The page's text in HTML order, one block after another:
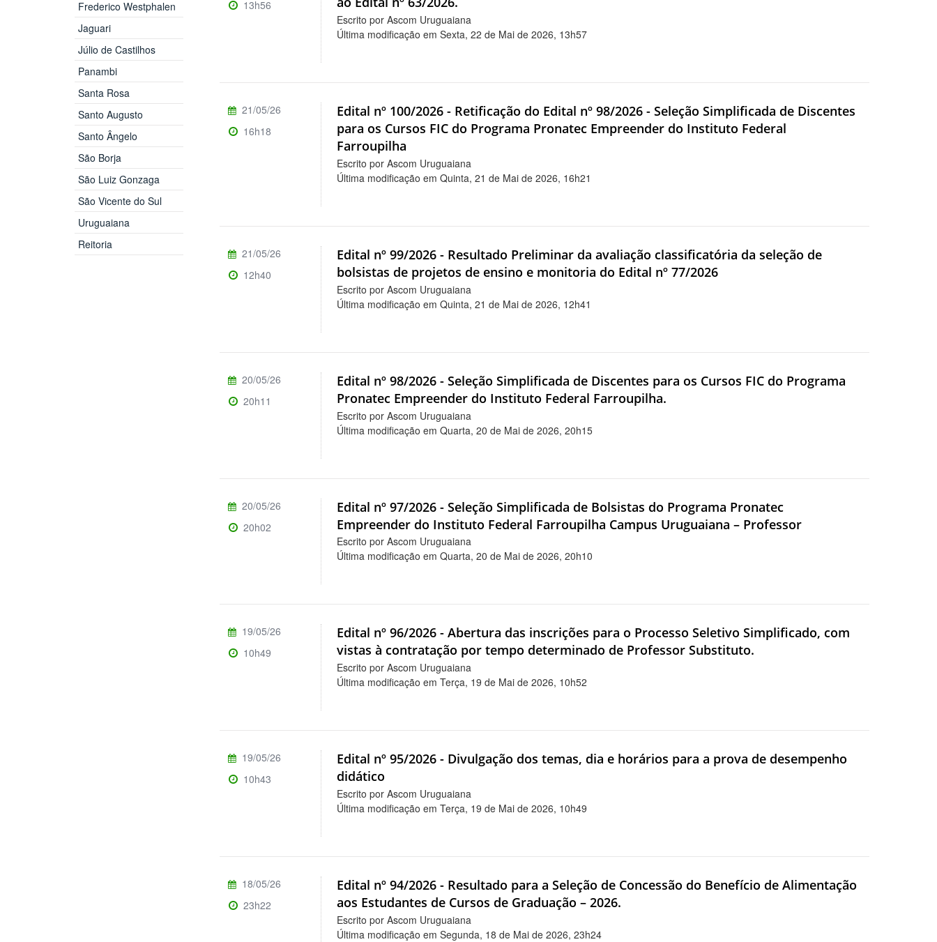
Frederico Westphalen
Jaguari
Júlio de Castilhos
Panambi
Santa Rosa
Santo Augusto
Santo Ângelo
São Borja
São Luiz Gonzaga
São Vicente do Sul
Uruguaiana
Reitoria
Escrito por Ascom Uruguaiana
Última modificação em Sexta, 22 de Mai de 2026, 13h57
13h56
Edital nº 100/2026 - Retificação do Edital nº 98/2026 - Seleção Simplificada de Discentes
para os Cursos FIC do Programa Pronatec Empreender do Instituto Federal
Farroupilha
Escrito por Ascom Uruguaiana
Última modificação em Quinta, 21 de Mai de 2026, 16h21
21/05/26
16h18
Edital nº 99/2026 - Resultado Preliminar da avaliação classificatória da seleção de
bolsistas de projetos de ensino e monitoria do Edital nº 77/2026
Escrito por Ascom Uruguaiana
Última modificação em Quinta, 21 de Mai de 2026, 12h41
21/05/26
12h40
Edital nº 98/2026 - Seleção Simplificada de Discentes para os Cursos FIC do Programa
Pronatec Empreender do Instituto Federal Farroupilha.
Escrito por Ascom Uruguaiana
Última modificação em Quarta, 20 de Mai de 2026, 20h15
20/05/26
20h11
Edital nº 97/2026 - Seleção Simplificada de Bolsistas do Programa Pronatec
Empreender do Instituto Federal Farroupilha Campus Uruguaiana – Professor
Escrito por Ascom Uruguaiana
Última modificação em Quarta, 20 de Mai de 2026, 20h10
20/05/26
20h02
Edital nº 96/2026 - Abertura das inscrições para o Processo Seletivo Simplificado, com
vistas à contratação por tempo determinado de Professor Substituto.
Escrito por Ascom Uruguaiana
Última modificação em Terça, 19 de Mai de 2026, 10h52
19/05/26
10h49
Edital nº 95/2026 - Divulgação dos temas, dia e horários para a prova de desempenho
didático
Escrito por Ascom Uruguaiana
Última modificação em Terça, 19 de Mai de 2026, 10h49
19/05/26
10h43
Edital nº 94/2026 - Resultado para a Seleção de Concessão do Benefício de Alimentação
aos Estudantes de Cursos de Graduação – 2026.
Escrito por Ascom Uruguaiana
Última modificação em Segunda, 18 de Mai de 2026, 23h24
18/05/26
23h22